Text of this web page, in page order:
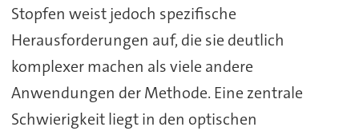
Stopfen weist jedoch spezifische
Herausforderungen auf, die sie deutlich
komplexer machen als viele andere
Anwendungen der Methode. Eine zentrale
Schwierigkeit liegt in den optischen